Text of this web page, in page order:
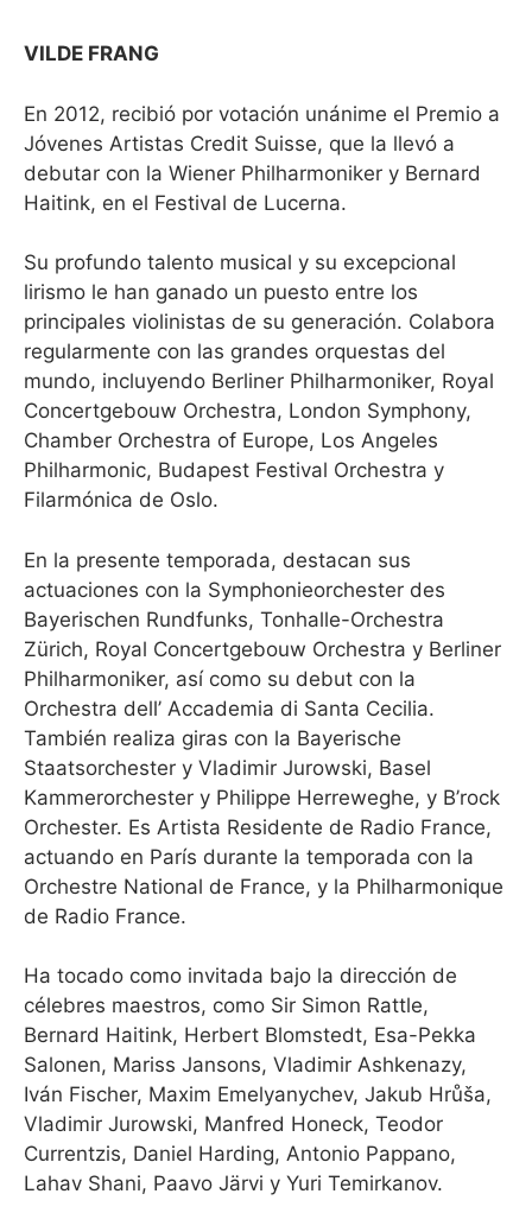
VILDE FRANG
En 2012, recibió por votación unánime el Premio a
Jóvenes Artistas Credit Suisse, que la llevó a
debutar con la Wiener Philharmoniker y Bernard
Haitink, en el Festival de Lucerna.
Su profundo talento musical y su excepcional
lirismo le han ganado un puesto entre los
principales violinistas de su generación. Colabora
regularmente con las grandes orquestas del
mundo, incluyendo Berliner Philharmoniker, Royal
Concertgebouw Orchestra, London Symphony,
Chamber Orchestra of Europe, Los Angeles
Philharmonic, Budapest Festival Orchestra y
Filarmónica de Oslo.
En la presente temporada, destacan sus
actuaciones con la Symphonieorchester des
Bayerischen Rundfunks, Tonhalle-Orchestra
Zürich, Royal Concertgebouw Orchestra y Berliner
Philharmoniker, así como su debut con la
Orchestra dell’ Accademia di Santa Cecilia.
También realiza giras con la Bayerische
Staatsorchester y Vladimir Jurowski, Basel
Kammerorchester y Philippe Herreweghe, y B’rock
Orchester. Es Artista Residente de Radio France,
actuando en París durante la temporada con la
Orchestre National de France, y la Philharmonique
de Radio France.
Ha tocado como invitada bajo la dirección de
célebres maestros, como Sir Simon Rattle,
Bernard Haitink, Herbert Blomstedt, Esa-Pekka
Salonen, Mariss Jansons, Vladimir Ashkenazy,
Iván Fischer, Maxim Emelyanychev, Jakub Hrůša,
Vladimir Jurowski, Manfred Honeck, Teodor
Currentzis, Daniel Harding, Antonio Pappano,
Lahav Shani, Paavo Järvi y Yuri Temirkanov.